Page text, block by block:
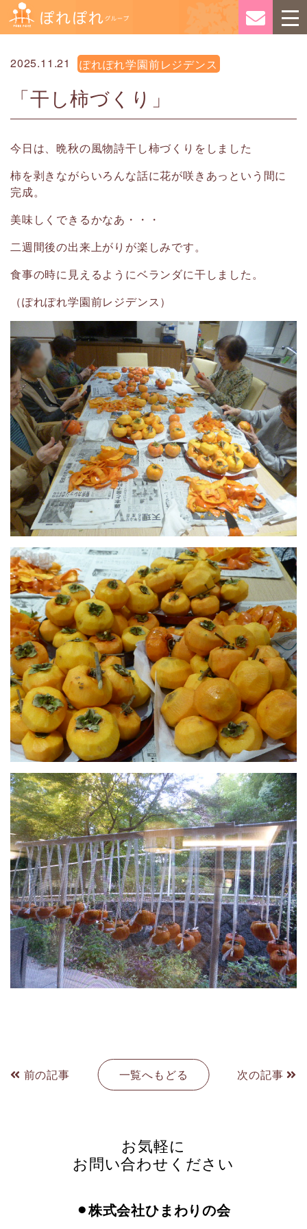
2025.11.21 ぽれぽれ学園前レジデンス
「干し柿づくり」
今日は、晩秋の風物詩干し柿づくりをしました
柿を剥きながらいろんな話に花が咲きあっという間に
完成。
美味しくできるかなあ・・・
二週間後の出来上がりが楽しみです。
食事の時に見えるようにベランダに干しました。
（ぽれぽれ学園前レジデンス）
前の記事 一覧へもどる 次の記事
お気軽に
お問い合わせください
⚫︎株式会社ひまわりの会